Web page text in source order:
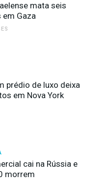
mata seis
Gaza
prédio de luxo deixa
em Nova York
cai na Rússia e
morrem